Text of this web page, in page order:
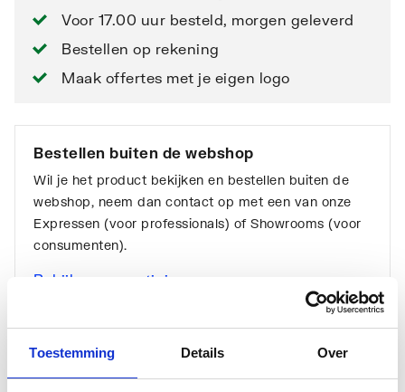
Toestemming Details Over
Voor 17.00 uur besteld, morgen geleverd
Bestellen op rekening
Maak offertes met je eigen logo
Bestellen buiten de webshop
Wil je het product bekijken en bestellen buiten de
webshop, neem dan contact op met een van onze
Expressen (voor professionals) of Showrooms (voor
consumenten).
Bekijk onze vestigingen